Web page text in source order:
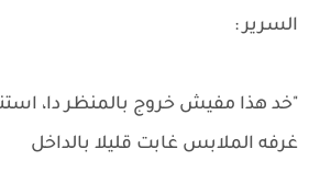
السرير :
"خد هذا مفيش خروج بالمنظر دا،
غرفه الملابس غابت قليلا بالداخل